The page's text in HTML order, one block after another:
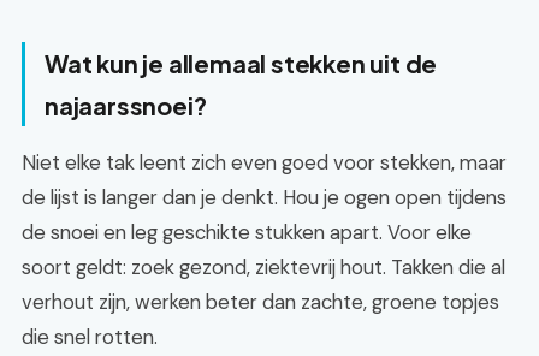
Wat kun je allemaal stekken uit de
najaarssnoei?
Niet elke tak leent zich even goed voor stekken, maar
de lijst is langer dan je denkt. Hou je ogen open tijdens
de snoei en leg geschikte stukken apart. Voor elke
soort geldt: zoek gezond, ziektevrij hout. Takken die al
verhout zijn, werken beter dan zachte, groene topjes
die snel rotten.